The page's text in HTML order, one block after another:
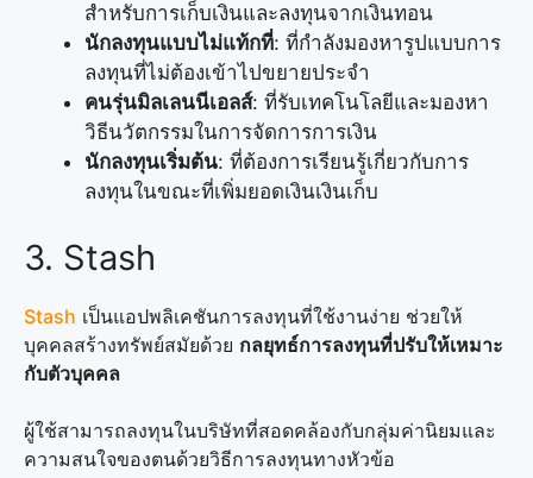
สำหรับการเก็บเงินและลงทุนจากเงินทอน
นักลงทุนแบบไม่แท้กที่: ที่กำลังมองหารูปแบบการ
ลงทุนที่ไม่ต้องเข้าไปขยายประจำ
คนรุ่นมิลเลนนีเอลส์: ที่รับเทคโนโลยีและมองหา
วิธีนวัตกรรมในการจัดการการเงิน
นักลงทุนเริ่มต้น: ที่ต้องการเรียนรู้เกี่ยวกับการ
ลงทุนในขณะที่เพิ่มยอดเงินเงินเก็บ
3. Stash
Stash เป็นแอปพลิเคชันการลงทุนที่ใช้งานง่าย ช่วยให้
บุคคลสร้างทรัพย์สมัยด้วย กลยุทธ์การลงทุนที่ปรับให้เหมาะ
กับตัวบุคคล
ผู้ใช้สามารถลงทุนในบริษัทที่สอดคล้องกับกลุ่มค่านิยมและ
ความสนใจของตนด้วยวิธีการลงทุนทางหัวข้อ